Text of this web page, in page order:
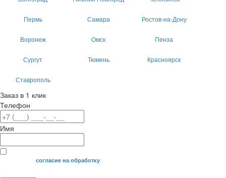
Пермь Самара Ростов-на-Дону
Воронеж Омск Пенза
Сургут Тюмень Красноярск
Ставрополь
Заказ в 1 клик
Телефон
Имя
Я даю своесогласие на обработку